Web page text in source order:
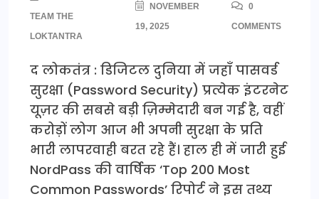
TEAM THE
LOKTANTRA
NOVEMBER
19, 2025
0
COMMENTS
द लोकतंत्र : डिजिटल दुनिया में जहाँ पासवर्ड
सुरक्षा (Password Security) प्रत्येक इंटरनेट
यूज़र की सबसे बड़ी ज़िम्मेदारी बन गई है, वहीं
करोड़ों लोग आज भी अपनी सुरक्षा के प्रति
भारी लापरवाही बरत रहे हैं। हाल ही में जारी हुई
NordPass की वार्षिक ‘Top 200 Most
Common Passwords’ रिपोर्ट ने इस तथ्य